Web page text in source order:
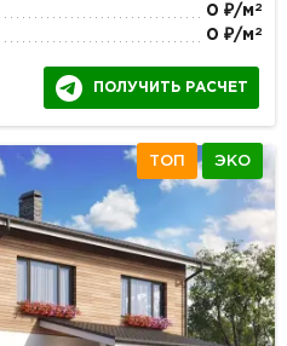
0 ₽/м 2
0 ₽/м 2
ПОЛУЧИТЬ РАСЧЕТ
ТОП ЭКО